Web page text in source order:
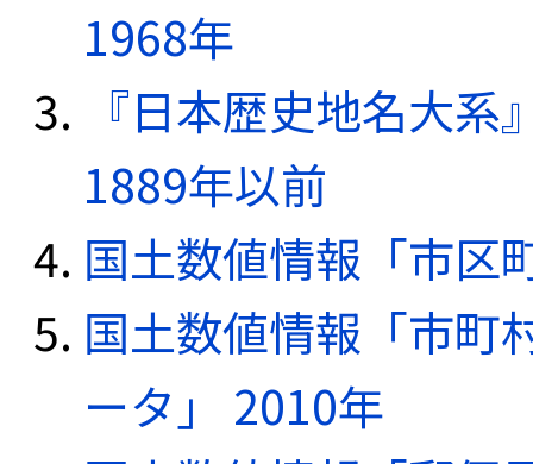
1968年
『日本歴史地名大
1889年以前
国土数値情報「市区
国土数値情報「市町
ータ」 2010年